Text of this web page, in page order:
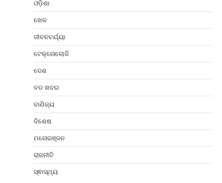
ଓଡ଼ିଶା
ଖେଳ
ଜୀବନଚର୍ଯ୍ୟା
ଟେକ୍ନୋଲୋଜି
ଦେଶ
ବଡ ଖବର
ବାଣିଜ୍ୟ
ବିଶେଷ
ମନୋରଞ୍ଜନ
ରାଜନୀତି
ସ୍ଵାସ୍ଥ୍ୟ